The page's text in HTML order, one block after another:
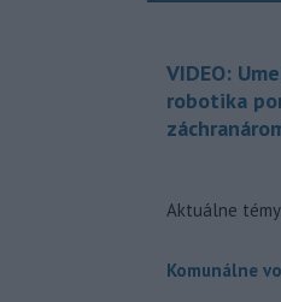
VIDEO:
robotika
Aktuálne
Komunálne